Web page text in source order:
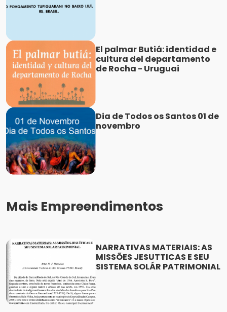
El palmar Butiá: identidad e
cultura del departamento
de Rocha - Uruguai
Dia de Todos os Santos 01 de
novembro
Mais Empreendimentos
NARRATIVAS MATERIAIS: AS
MISSÕES JESUTTICAS E SEU
SISTEMA SOLÁR PATRIMONIAL